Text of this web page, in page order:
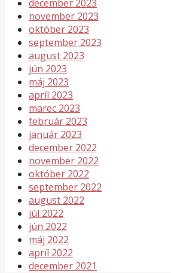
december 2023
november 2023
október 2023
september 2023
august 2023
jún 2023
máj 2023
apríl 2023
marec 2023
február 2023
január 2023
december 2022
november 2022
október 2022
september 2022
august 2022
júl 2022
jún 2022
máj 2022
apríl 2022
december 2021